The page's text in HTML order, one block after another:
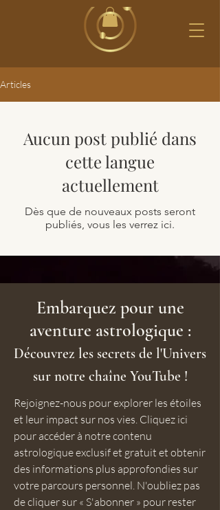
Articles
Aucun post publié dans
cette langue
actuellement
Dès que de nouveaux posts seront
publiés, vous les verrez ici.
Embarquez pour une
aventure astrologique :
Découvrez les secrets de l'Univers
sur notre chaîne YouTube !
Rejoignez-nous pour explorer les étoiles
et leur impact sur nos vies. Cliquez ici
pour accéder à notre contenu
astrologique exclusif et gratuit et obtenir
des informations plus approfondies sur
votre parcours personnel. N'oubliez pas
de cliquer sur « S'abonner » pour rester